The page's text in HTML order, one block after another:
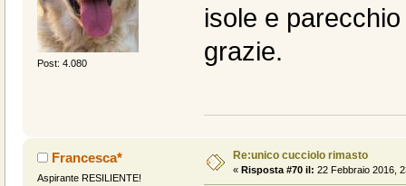
Post: 4.080
isole e
grazie.
Francesca*
Aspirante RESILIENTE!
Re:unico cucciolo rimasto
« Risposta #70 il: 22 Febbraio 2016,